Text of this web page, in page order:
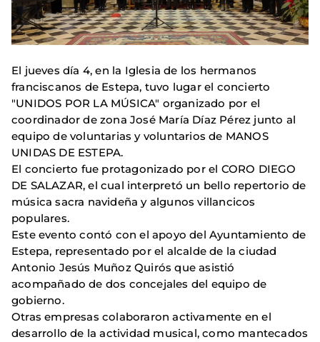
El jueves día 4, en la Iglesia de los hermanos
franciscanos de Estepa, tuvo lugar el concierto
"UNIDOS POR LA MÚSICA" organizado por el
coordinador de zona José María Díaz Pérez junto al
equipo de voluntarias y voluntarios de MANOS
UNIDAS DE ESTEPA.
El concierto fue protagonizado por el CORO DIEGO
DE SALAZAR, el cual interpretó un bello repertorio de
música sacra navideña y algunos villancicos
populares.
Este evento contó con el apoyo del Ayuntamiento de
Estepa, representado por el alcalde de la ciudad
Antonio Jesús Muñoz Quirós que asistió
acompañado de dos concejales del equipo de
gobierno.
Otras empresas colaboraron activamente en el
desarrollo de la actividad musical, como mantecados